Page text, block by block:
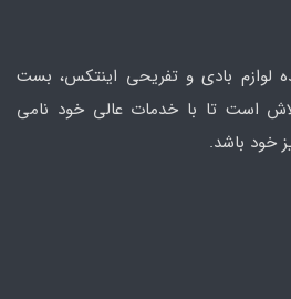
لوازم بادی و تفریحی اینتکس، بست
است تا با خدمات عالی خود نامی
خود باشد.